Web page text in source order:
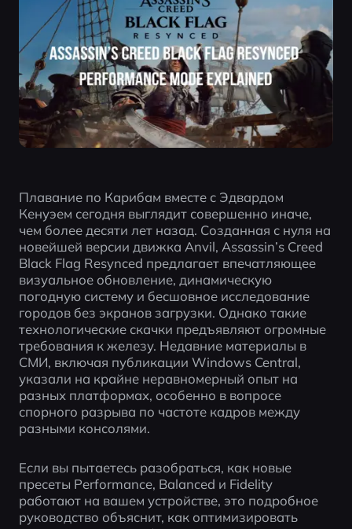
Плавание по Карибам вместе с Эдвардом
Кенуэем сегодня выглядит совершенно иначе,
чем более десяти лет назад. Созданная с нуля на
новейшей версии движка Anvil, Assassin’s Creed
Black Flag Resynced предлагает впечатляющее
визуальное обновление, динамическую
погодную систему и бесшовное исследование
городов без экранов загрузки. Однако такие
технологические скачки предъявляют огромные
требования к железу. Недавние материалы в
СМИ, включая публикации Windows Central,
указали на крайне неравномерный опыт на
разных платформах, особенно в вопросе
спорного разрыва по частоте кадров между
разными консолями.
Если вы пытаетесь разобраться, как новые
пресеты Performance, Balanced и Fidelity
работают на вашем устройстве, это подробное
руководство объяснит, как оптимизировать